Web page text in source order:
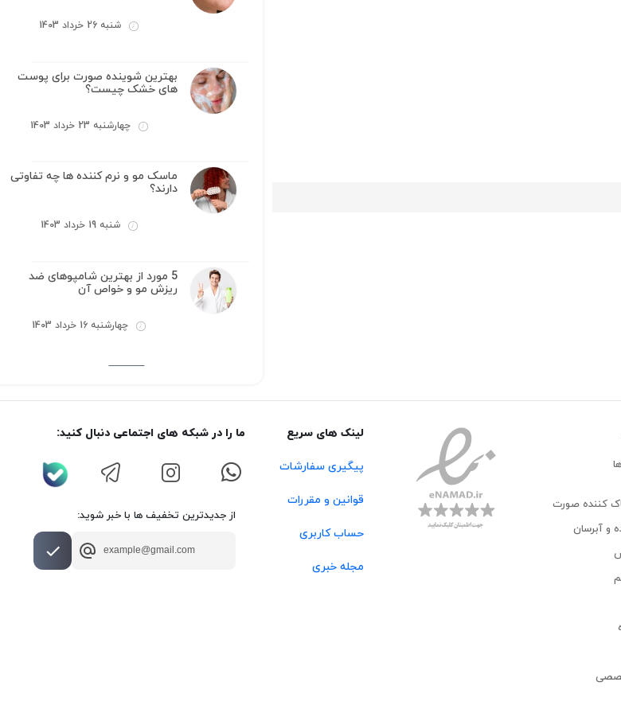
شنبه 26 خرداد 1403
بهترین شوینده صورت برای پوست
های خشک چیست؟
چهارشنبه 23 خرداد 1403
ماسک مو و نرم کننده ها چه تفاوتی
دارند؟
شنبه 19 خرداد 1403
5 مورد از بهترین شامپوهای ضد
ریزش مو و خواص آن
چهارشنبه 16 خرداد 1403
کننده صورت
و آبرسان
لینک های سریع
پیگیری سفارشات
قوانین و مقررات
حساب کاربری
مجله خبری
ما را در شبکه های اجتماعی دنبال کنید:
از جدیدترین تخفیف ها با خبر شوید: